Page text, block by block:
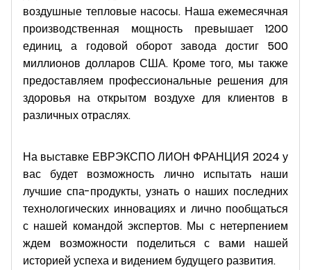
воздушные тепловые насосы. Наша ежемесячная
производственная мощность превышает 1200
единиц, а годовой оборот завода достиг 500
миллионов долларов США. Кроме того, мы также
предоставляем профессиональные решения для
здоровья на открытом воздухе для клиентов в
различных отраслях.
На выставке ЕВРЭКСПО ЛИОН ФРАНЦИЯ 2024 у
вас будет возможность лично испытать наши
лучшие спа-продукты, узнать о наших последних
технологических инновациях и лично пообщаться
с нашей командой экспертов. Мы с нетерпением
ждем возможности поделиться с вами нашей
историей успеха и видением будущего развития.